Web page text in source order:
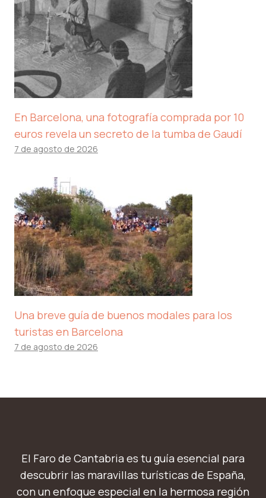
En Barcelona, ​​una fotografía comprada por 10
euros revela un secreto de la tumba de Gaudí
7 de agosto de 2026
Una breve guía de buenos modales para los
turistas en Barcelona
7 de agosto de 2026
El Faro de Cantabria es tu guía esencial para
descubrir las maravillas turísticas de España,
con un enfoque especial en la hermosa región